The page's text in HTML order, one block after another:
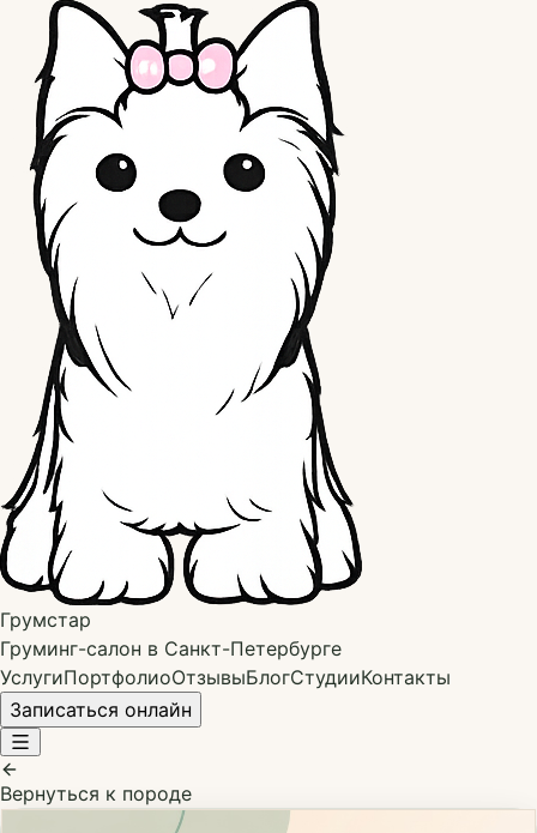
Грумстар
Груминг-салон в Санкт-Петербурге
УслугиПортфолиоОтзывыБлогСтудииКонтакты
Записаться онлайн
Вернуться к породе